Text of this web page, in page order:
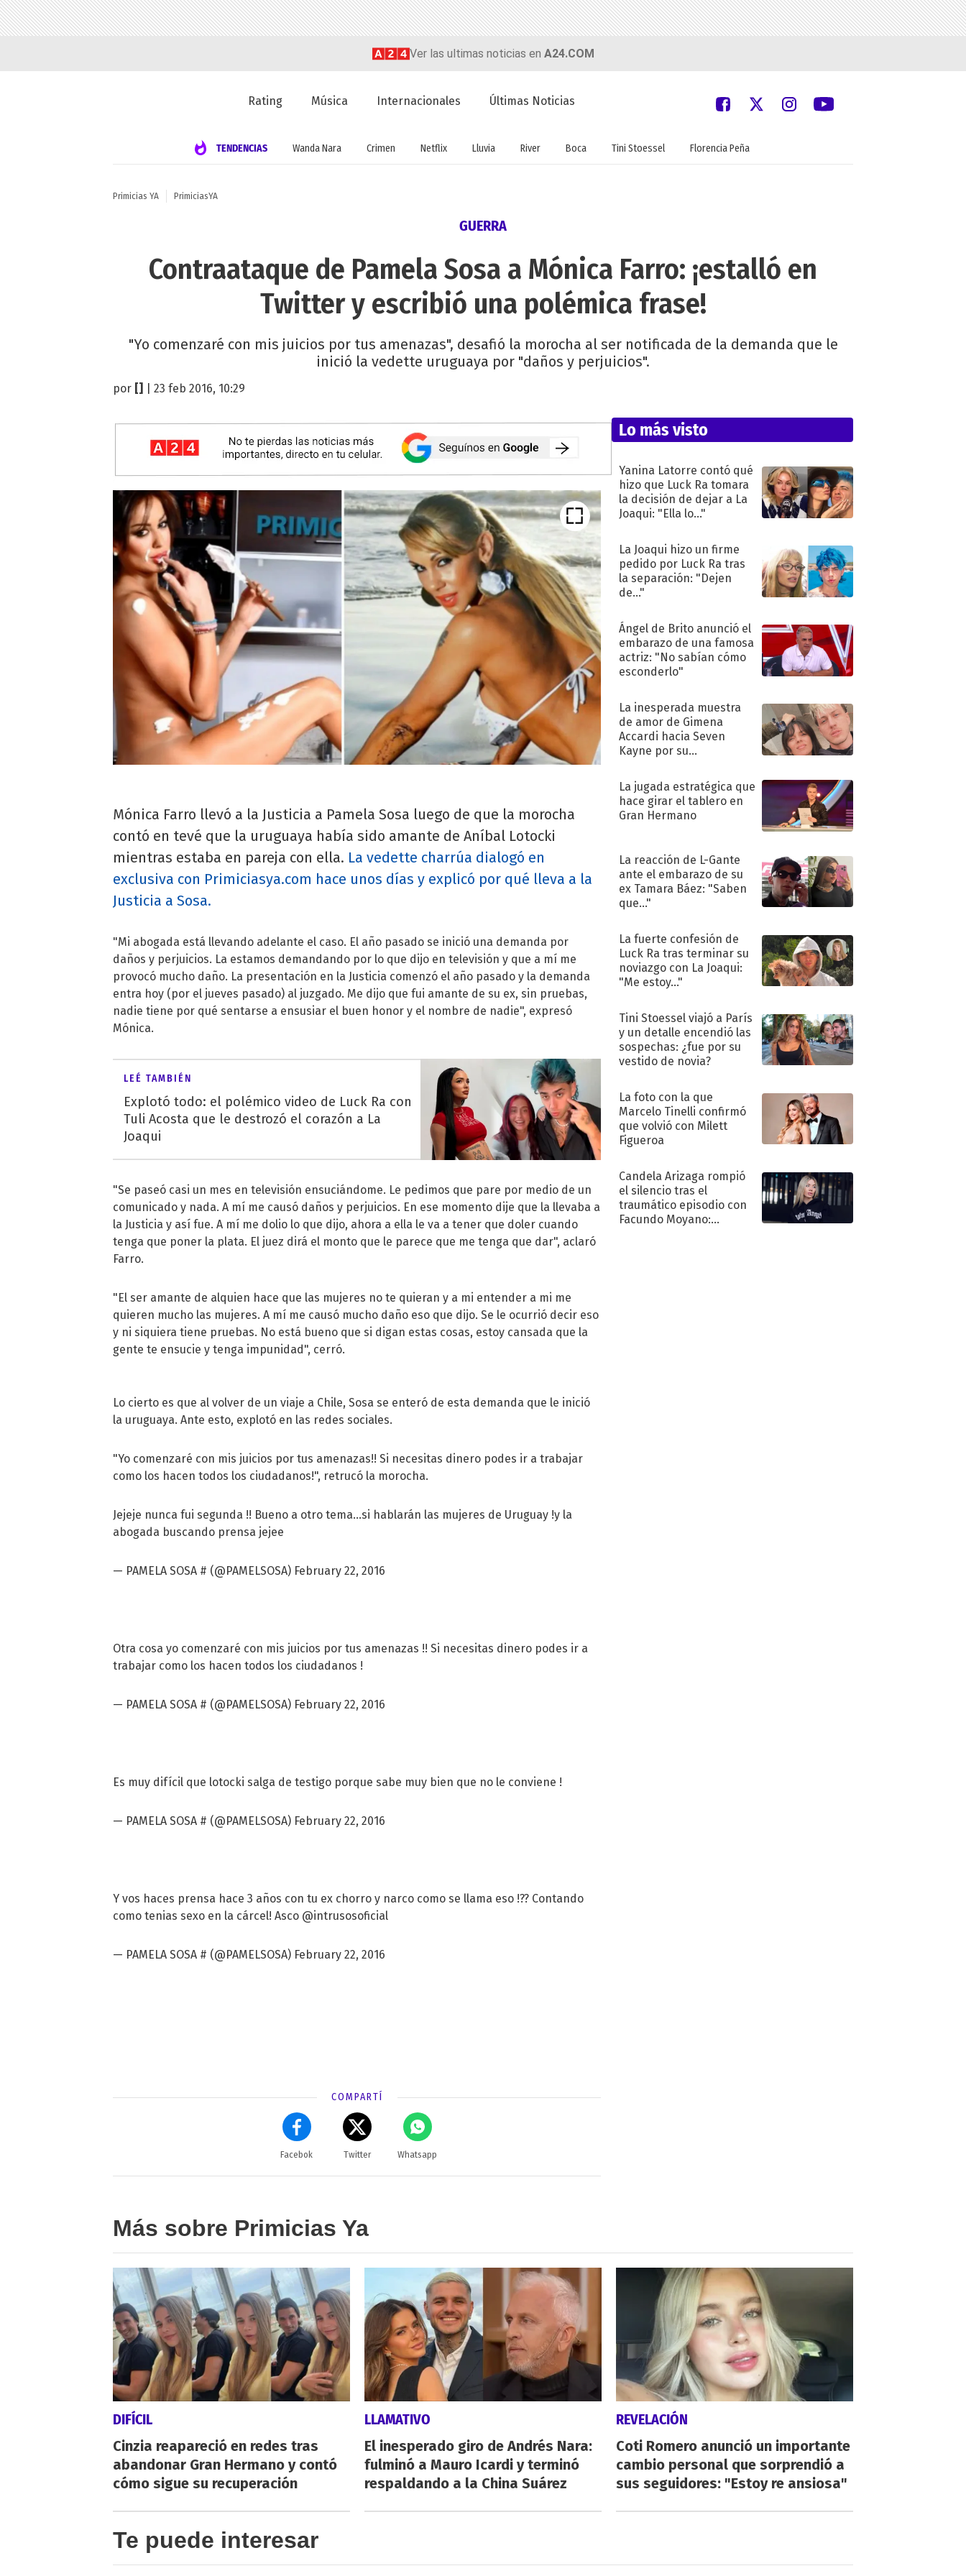
Ver las ultimas noticias en A24.COM
Rating Música Internacionales Últimas Noticias
TENDENCIAS Wanda Nara Crimen Netflix Lluvia River Boca Tini Stoessel Florencia Peña
Primicias YA PrimiciasYA
GUERRA
Contraataque de Pamela Sosa a Mónica Farro: ¡estalló en
Twitter y escribió una polémica frase!
"Yo comenzaré con mis juicios por tus amenazas", desafió la morocha al ser notificada de la demanda que le
inició la vedette uruguaya por "daños y perjuicios".
por | 23 feb 2016, 10:29
Mónica Farro llevó a la Justicia a Pamela Sosa luego de que la morocha
contó en tevé que la uruguaya había sido amante de Aníbal Lotocki
mientras estaba en pareja con ella. La vedette charrúa dialogó en
exclusiva con Primiciasya.com hace unos días y explicó por qué lleva a la
Justicia a Sosa.
"Mi abogada está llevando adelante el caso. El año pasado se inició una demanda por
daños y perjuicios. La estamos demandando por lo que dijo en televisión y que a mí me
provocó mucho daño. La presentación en la Justicia comenzó el año pasado y la demanda
entra hoy (por el jueves pasado) al juzgado. Me dijo que fui amante de su ex, sin pruebas,
nadie tiene por qué sentarse a ensusiar el buen honor y el nombre de nadie", expresó
Mónica.
LEÉ TAMBIÉN
Explotó todo: el polémico video de Luck Ra con
Tuli Acosta que le destrozó el corazón a La
Joaqui
"Se paseó casi un mes en televisión ensuciándome. Le pedimos que pare por medio de un
comunicado y nada. A mí me causó daños y perjuicios. En ese momento dije que la llevaba a
la Justicia y así fue. A mí me dolio lo que dijo, ahora a ella le va a tener que doler cuando
tenga que poner la plata. El juez dirá el monto que le parece que me tenga que dar", aclaró
Farro.
"El ser amante de alquien hace que las mujeres no te quieran y a mi entender a mi me
quieren mucho las mujeres. A mí me causó mucho daño eso que dijo. Se le ocurrió decir eso
y ni siquiera tiene pruebas. No está bueno que si digan estas cosas, estoy cansada que la
gente te ensucie y tenga impunidad", cerró.
Lo cierto es que al volver de un viaje a Chile, Sosa se enteró de esta demanda que le inició
la uruguaya. Ante esto, explotó en las redes sociales.
"Yo comenzaré con mis juicios por tus amenazas!! Si necesitas dinero podes ir a trabajar
como los hacen todos los ciudadanos!", retrucó la morocha.
Jejeje nunca fui segunda !! Bueno a otro tema...si hablarán las mujeres de Uruguay !y la
abogada buscando prensa jejee
— PAMELA SOSA # (@PAMELSOSA) February 22, 2016
Otra cosa yo comenzaré con mis juicios por tus amenazas !! Si necesitas dinero podes ir a
trabajar como los hacen todos los ciudadanos !
— PAMELA SOSA # (@PAMELSOSA) February 22, 2016
Es muy difícil que lotocki salga de testigo porque sabe muy bien que no le conviene !
— PAMELA SOSA # (@PAMELSOSA) February 22, 2016
Y vos haces prensa hace 3 años con tu ex chorro y narco como se llama eso !?? Contando
como tenias sexo en la cárcel! Asco @intrusosoficial
— PAMELA SOSA # (@PAMELSOSA) February 22, 2016
COMPARTÍ
Facebok Twitter Whatsapp
Lo más visto
Yanina Latorre contó qué
hizo que Luck Ra tomara
la decisión de dejar a La
Joaqui: "Ella lo..."
La Joaqui hizo un firme
pedido por Luck Ra tras
la separación: "Dejen
de..."
Ángel de Brito anunció el
embarazo de una famosa
actriz: "No sabían cómo
esconderlo"
La inesperada muestra
de amor de Gimena
Accardi hacia Seven
Kayne por su
La jugada estratégica que
hace girar el tablero en
Gran Hermano
La reacción de L-Gante
ante el embarazo de su
ex Tamara Báez: "Saben
que..."
La fuerte confesión de
Luck Ra tras terminar su
noviazgo con La Joaqui:
"Me estoy..."
Tini Stoessel viajó a París
y un detalle encendió las
sospechas: ¿fue por su
vestido de novia?
La foto con la que
Marcelo Tinelli confirmó
que volvió con Milett
Figueroa
Candela Arizaga rompió
el silencio tras el
traumático episodio con
Facundo Moyano:
Más sobre Primicias Ya
DIFÍCIL
Cinzia reapareció en redes tras
abandonar Gran Hermano y contó
cómo sigue su recuperación
LLAMATIVO
El inesperado giro de Andrés Nara:
fulminó a Mauro Icardi y terminó
respaldando a la China Suárez
REVELACIÓN
Coti Romero anunció un importante
cambio personal que sorprendió a
sus seguidores: "Estoy re ansiosa"
Te puede interesar